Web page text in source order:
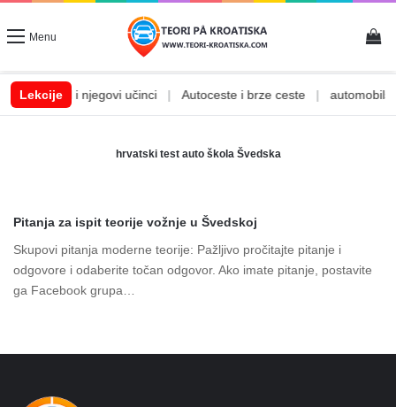
Menu
Lekcije
Alkohol i njegovi učinci Autoceste i brze ceste
hrvatski test auto škola Švedska
Pitanja za ispit teorije vožnje u Švedskoj
Skupovi pitanja moderne teorije: Pažljivo pročitajte pitanje i
odgovore i odaberite točan odgovor. Ako imate pitanje, postavite
ga Facebook grupa…